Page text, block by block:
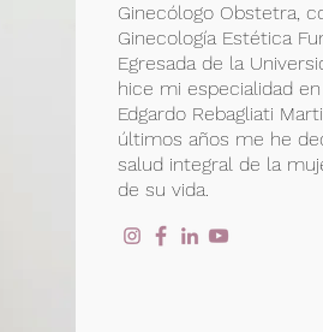
Ginecólogo Obstetra,
Ginecología Estética
Egresada de la
hice mi especialidad
Edgardo Rebagliati
últimos años me he
salud integral de la
de su vida.